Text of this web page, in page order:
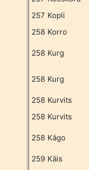
257 Kopli
258 Korro
258 Kurg
258 Kurg
258 Kurvits
258 Kurvits
258 Kägo
259 Käis